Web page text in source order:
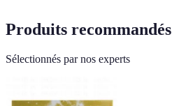
Produits recommandés
Sélectionnés par nos experts